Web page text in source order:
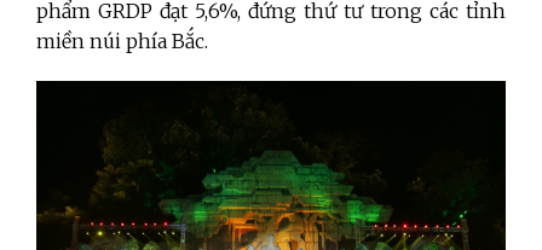
phẩm GRDP đạt 5,6%, đứng thứ tư trong các tỉnh
miền núi phía Bắc.